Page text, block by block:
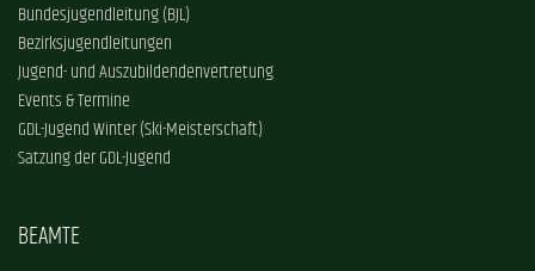
Bundesjugendleitung (BJL)
Bezirksjugendleitungen
Jugend- und Auszubildendenvertretung
Events & Termine
GDL-Jugend Winter (Ski-Meisterschaft)
Satzung der GDL-Jugend
BEAMTE